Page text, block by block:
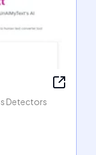
Detectors